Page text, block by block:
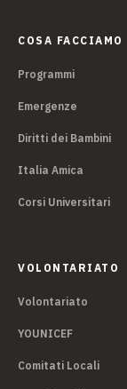
COSA FACCIAMO
Programmi
Emergenze
Diritti dei Bambini
Italia Amica
Corsi Universitari
VOLONTARIATO
Volontariato
YOUNICEF
Comitati Locali